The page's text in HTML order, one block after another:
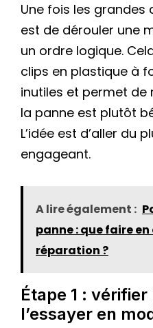
Une fois les grandes
est de dérouler une
un ordre logique.
clips en plastique à
inutiles et permet de
la panne est plutôt
L’idée est d’aller du
engageant.
A lire également :
panne : que faire
réparation ?
Étape 1 :
l’essayer en